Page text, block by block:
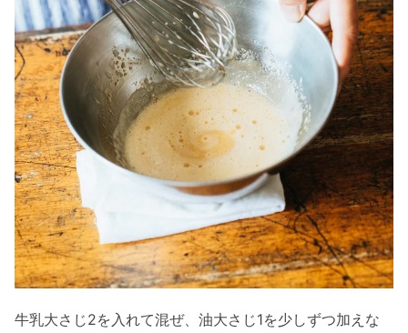
牛乳大さじ2を入れて混ぜ、油大さじ1を少しずつ加えな